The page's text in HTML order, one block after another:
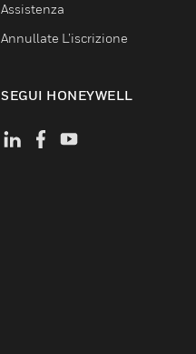
Assistenza
Annullate L’iscrizione
SEGUI HONEYWELL